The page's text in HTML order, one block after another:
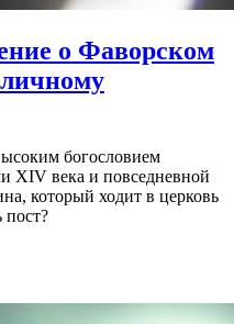
о Фаворском
богословием
XIV века и повседневной
который ходит в церковь
пост?